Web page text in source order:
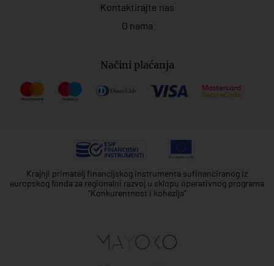
Kontaktirajte nas
O nama
Načini plaćanja
Krajnji primatelj financijskog instrumenta sufinanciranog iz
europskog fonda za regionalni razvoj u sklopu operativnog programa
"Konkurentnost i kohezija"